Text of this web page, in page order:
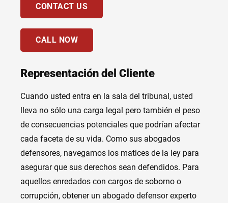
CONTACT US
CALL NOW
Representación del Cliente
Cuando usted entra en la sala del tribunal, usted
lleva no sólo una carga legal pero también el peso
de consecuencias potenciales que podrían afectar
cada faceta de su vida. Como sus abogados
defensores, navegamos los matices de la ley para
asegurar que sus derechos sean defendidos. Para
aquellos enredados con cargos de soborno o
corrupción, obtener un abogado defensor experto